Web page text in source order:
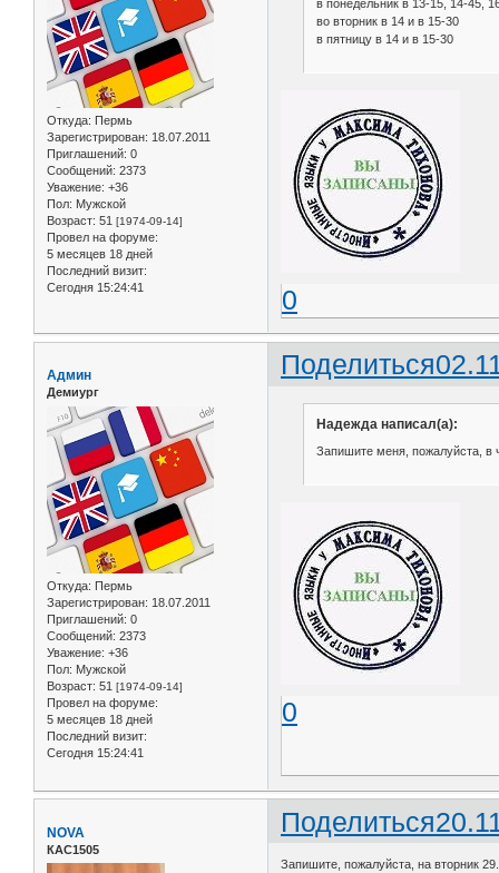
Откуда: Пермь
Зарегистрирован: 18.07.2011
Приглашений: 0
Сообщений: 2373
Уважение: +36
Пол: Мужской
Возраст: 51 [1974-09-14]
Провел на форуме:
5 месяцев 18 дней
Последний визит:
Сегодня 15:24:41
в понедельник в 13-15, 14-45,
во вторник в 14 и в 15-30
в пятницу в 14 и в 15-30
0
Поделиться
Админ
Демиург
Откуда: Пермь
Зарегистрирован: 18.07.2011
Приглашений: 0
Сообщений: 2373
Уважение: +36
Пол: Мужской
Возраст: 51 [1974-09-14]
Провел на форуме:
5 месяцев 18 дней
Последний визит:
Сегодня 15:24:41
Надежда написал(а):
Запишите меня, пожалуйста, в
0
Поделиться
NOVA
КАС1505
Запишите, пожалуйста, на вторник